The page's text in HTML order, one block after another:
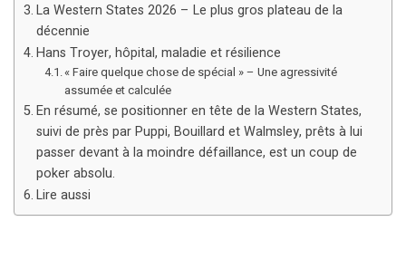
La Western States 2026 – Le plus gros plateau de la
décennie
Hans Troyer, hôpital, maladie et résilience
« Faire quelque chose de spécial » – Une agressivité
assumée et calculée
En résumé, se positionner en tête de la Western States,
suivi de près par Puppi, Bouillard et Walmsley, prêts à lui
passer devant à la moindre défaillance, est un coup de
poker absolu.
Lire aussi